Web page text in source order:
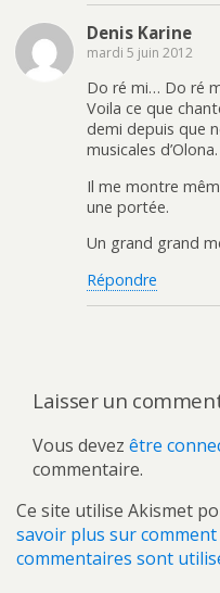
Denis Karine
mardi 5 juin 2012
Do ré mi… Do ré
Voila ce que
demi depuis que
musicales d’Olona.
Il me montre
une portée.
Un grand grand
Répondre
Laisser un
Vous devez être
commentaire.
Ce site utilise Akismet
savoir plus sur
commentaires sont